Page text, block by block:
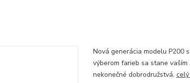
Nová generácia modelu P200
výberom farieb sa stane
nekonečné dobrodružstvá.